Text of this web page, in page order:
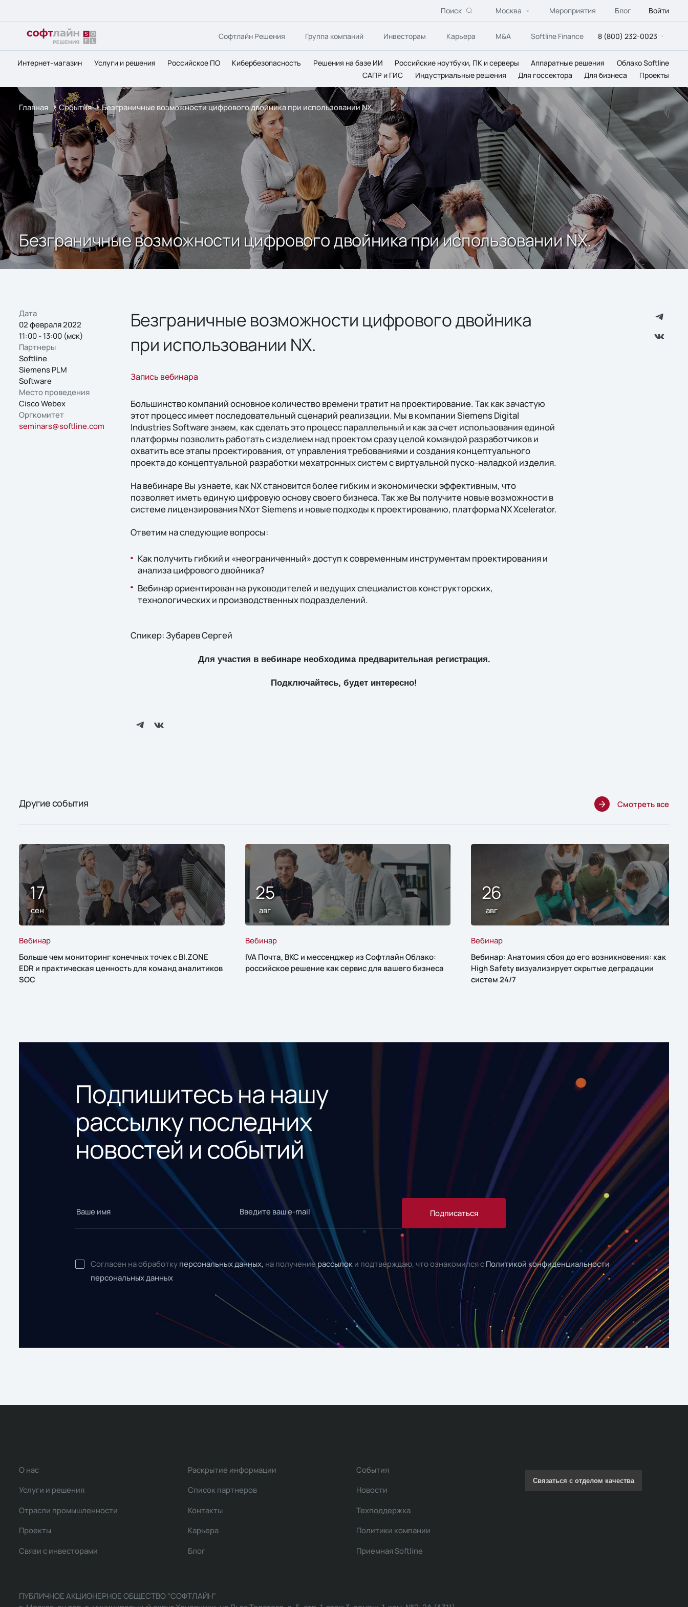
Поиск Москва Мероприятия Блог Войти
Софтлайн Решения Группа компаний Инвесторам Карьера M&A Softline Finance 8 (800) 232-0023
Интернет-магазин Услуги и решения Российское ПО Кибербезопасность Решения на базе ИИ Российские ноутбуки, ПК и серверы Аппаратные решения
Облако Softline
САПР и ГИС
Индустриальные решения Для госсектора Для бизнеса Проекты
Главная События Безграничные возможности цифрового двойника при использовании NX.
Безграничные возможности цифрового двойника при использовании NX.
Дата
02 февраля 2022
11:00 - 13:00 (мск)
Партнеры
Softline
Siemens PLM
Software
Место проведения
Cisco Webex
Оргкомитет
seminars@softline.com
Безграничные возможности цифрового двойника
при использовании NX.
Запись вебинара
Большинство компаний основное количество времени тратит на проектирование. Так как зачастую
этот процесс имеет последовательный сценарий реализации. Мы в компании Siemens Digital
Industries Software знаем, как сделать это процесс параллельный и как за счет использования единой
платформы позволить работать с изделием над проектом сразу целой командой разработчиков и
охватить все этапы проектирования, от управления требованиями и создания концептуального
проекта до концептуальной разработки мехатронных систем с виртуальной пуско-наладкой изделия.
На вебинаре Вы узнаете, как NX становится более гибким и экономически эффективным, что
позволяет иметь единую цифровую основу своего бизнеса. Так же Вы получите новые возможности в
системе лицензирования NXот Siemens и новые подходы к проектированию, платформа NX Xcelerator.
Ответим на следующие вопросы:
Как получить гибкий и «неограниченный» доступ к современным инструментам проектирования и
анализа цифрового двойника?
Вебинар ориентирован на руководителей и ведущих специалистов конструкторских,
технологических и производственных подразделений.
Спикер: Зубарев Сергей
Для участия в вебинаре необходима предварительная регистрация.
Подключайтесь, будет интересно!
Другие события Смотреть все
17
сен
Вебинар
Больше чем мониторинг конечных точек с BI.ZONE
EDR и практическая ценность для команд аналитиков
SOC
25
авг
Вебинар
IVA Почта, ВКС и мессенджер из Софтлайн Облако:
российское решение как сервис для вашего бизнеса
26
авг
Вебинар
Вебинар: Анатомия сбоя до его возникновения: как
High Safety визуализирует скрытые деградации
систем 24/7
Подпишитесь на нашу
рассылку последних
новостей и событий
Подписаться
Согласен на обработку персональных данных, на получениерассылок и подтверждаю, что ознакомился с Политикой конфиденциальности
персональных данных
О нас
Услуги и решения
Отрасли промышленности
Проекты
Связи с инвесторами
Раскрытие информации
Список партнеров
Контакты
Карьера
Блог
События
Новости
Техподдержка
Политики компании
Приемная Softline
Связаться с отделом качества
ПУБЛИЧНОЕ АКЦИОНЕРНОЕ ОБЩЕСТВО "СОФТЛАЙН"